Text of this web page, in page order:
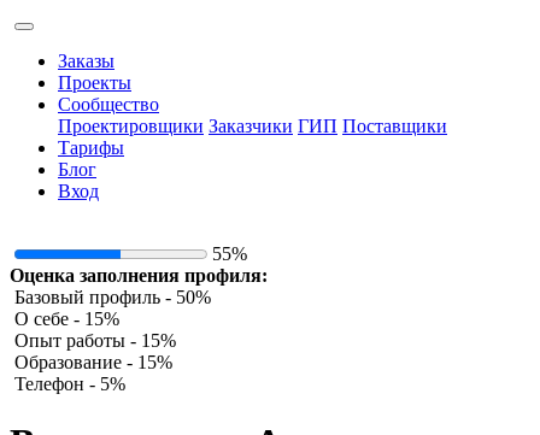
Заказы
Проекты
Сообщество
Проектировщики Заказчики ГИП Поставщики
Тарифы
Блог
Вход
55%
Оценка заполнения профиля:
Базовый профиль - 50%
О себе - 15%
Опыт работы - 15%
Образование - 15%
Телефон - 5%